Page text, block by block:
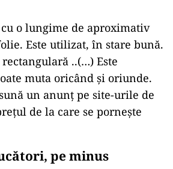
o lungime de aproximativ
Este utilizat, în stare bună.
rectangulară ..(…) Este
muta oricând și oriunde.
un anunț pe site-urile de
de la care se pornește
pe minus